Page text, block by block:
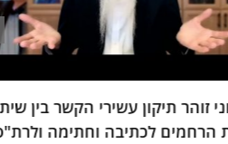
חיי שרה כל יסודות התפילה מתוך
במשלי "לשון רכה תשבר גרם".